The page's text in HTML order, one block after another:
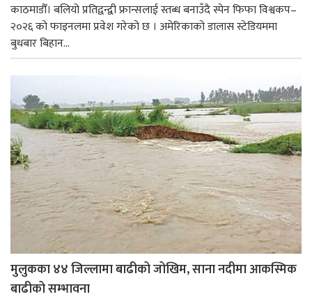
काठमाडौँ। बलियो प्रतिद्वन्द्वी फ्रान्सलाई स्तब्ध बनाउँदै स्पेन फिफा विश्वकप–
२०२६ को फाइनलमा प्रवेश गरेको छ । अमेरिकाको डालास स्टेडियममा
बुधबार बिहान...
मुलुकका ४४ जिल्लामा बाढीको जोखिम, साना नदीमा आकस्मिक
बाढीको सम्भावना